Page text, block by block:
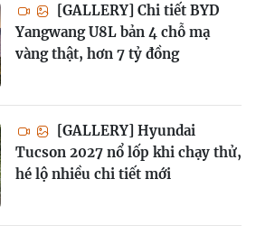
[GALLERY] Chi tiết BYD
Yangwang U8L bản 4 chỗ mạ
vàng thật, hơn 7 tỷ đồng
[GALLERY] Hyundai
Tucson 2027 nổ lốp khi chạy thử,
hé lộ nhiều chi tiết mới